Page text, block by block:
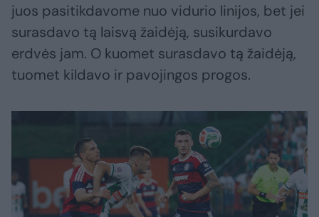
juos pasitikdavome nuo vidurio linijos, bet jei
surasdavo tą laisvą žaidėją, susikurdavo
erdvės jam. O kuomet surasdavo tą žaidėją,
tuomet kildavo ir pavojingos progos.